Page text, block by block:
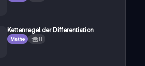
Kettenregel der Differentiation
Mathe 11